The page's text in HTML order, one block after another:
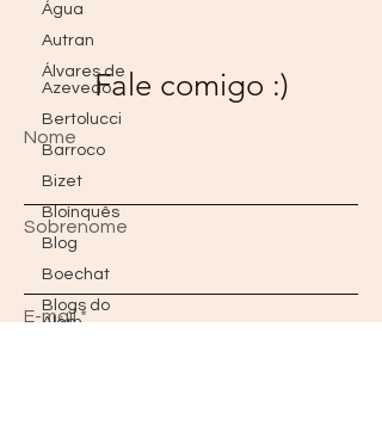
Água
Autran
Álvares de
Azevedo
Bertolucci
Barroco
Bizet
Bloínquês
Blog
Boechat
Blogs do
Além
Fale comigo :)
Nome
Sobrenome
E-mail